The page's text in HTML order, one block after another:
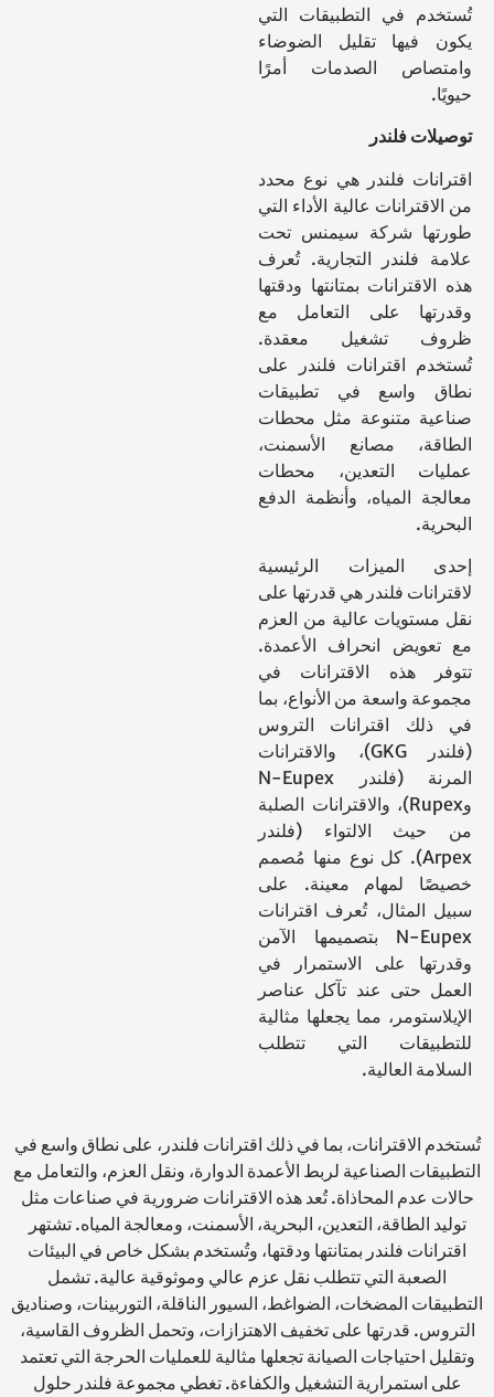
تُستخدم في التطبيقات التي
يكون فيها تقليل الضوضاء
وامتصاص الصدمات أمرًا
حيويًا.
توصيلات فلندر
اقترانات فلندر هي نوع محدد
من الاقترانات عالية الأداء التي
طورتها شركة سيمنس تحت
علامة فلندر التجارية. تُعرف
هذه الاقترانات بمتانتها ودقتها
وقدرتها على التعامل مع
ظروف تشغيل معقدة.
تُستخدم اقترانات فلندر على
نطاق واسع في تطبيقات
صناعية متنوعة مثل محطات
الطاقة، مصانع الأسمنت،
عمليات التعدين، محطات
معالجة المياه، وأنظمة الدفع
البحرية.
إحدى الميزات الرئيسية
لاقترانات فلندر هي قدرتها على
نقل مستويات عالية من العزم
مع تعويض انحراف الأعمدة.
تتوفر هذه الاقترانات في
مجموعة واسعة من الأنواع، بما
في ذلك اقترانات التروس
(فلندر GKG)، والاقترانات
المرنة (فلندر N-Eupex
وRupex)، والاقترانات الصلبة
من حيث الالتواء (فلندر
Arpex). كل نوع منها مُصمم
خصيصًا لمهام معينة. على
سبيل المثال، تُعرف اقترانات
N-Eupex بتصميمها الآمن
وقدرتها على الاستمرار في
العمل حتى عند تآكل عناصر
الإيلاستومر، مما يجعلها مثالية
للتطبيقات التي تتطلب
السلامة العالية.
تُستخدم الاقترانات، بما في ذلك اقترانات فلندر، على نطاق واسع في
التطبيقات الصناعية لربط الأعمدة الدوارة، ونقل العزم، والتعامل مع
حالات عدم المحاذاة. تُعد هذه الاقترانات ضرورية في صناعات مثل
توليد الطاقة، التعدين، البحرية، الأسمنت، ومعالجة المياه. تشتهر
اقترانات فلندر بمتانتها ودقتها، وتُستخدم بشكل خاص في البيئات
الصعبة التي تتطلب نقل عزم عالي وموثوقية عالية. تشمل
التطبيقات المضخات، الضواغط، السيور الناقلة، التوربينات، وصناديق
التروس. قدرتها على تخفيف الاهتزازات، وتحمل الظروف القاسية،
وتقليل احتياجات الصيانة تجعلها مثالية للعمليات الحرجة التي تعتمد
على استمرارية التشغيل والكفاءة. تغطي مجموعة فلندر حلول